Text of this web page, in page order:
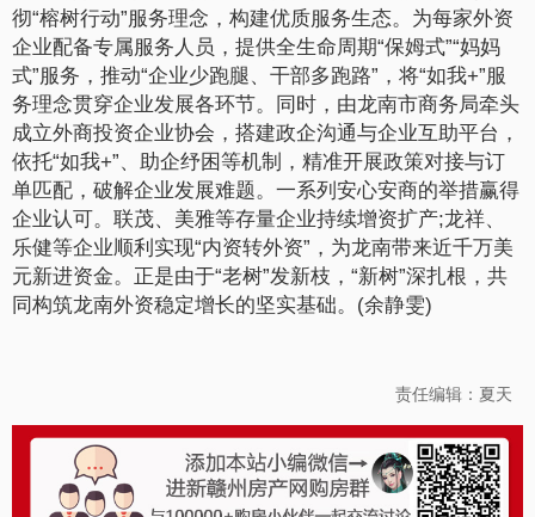
彻“榕树行动”服务理念，构建优质服务生态。为每家外资
企业配备专属服务人员，提供全生命周期“保姆式”“妈妈
式”服务，推动“企业少跑腿、干部多跑路”，将“如我+”服
务理念贯穿企业发展各环节。同时，由龙南市商务局牵头
成立外商投资企业协会，搭建政企沟通与企业互助平台，
依托“如我+”、助企纾困等机制，精准开展政策对接与订
单匹配，破解企业发展难题。一系列安心安商的举措赢得
企业认可。联茂、美雅等存量企业持续增资扩产;龙祥、
乐健等企业顺利实现“内资转外资”，为龙南带来近千万美
元新进资金。正是由于“老树”发新枝，“新树”深扎根，共
同构筑龙南外资稳定增长的坚实基础。(余静雯)
责任编辑：夏天